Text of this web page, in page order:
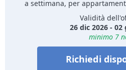
a settimana, per
Validità
26 dic 2026 - 02
minimo 7
Richiedi